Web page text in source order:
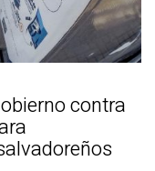
contra